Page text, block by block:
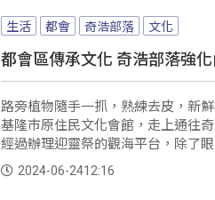
生活 都會 奇浩部落 文化
都會區傳承文化 奇浩部落強
路旁植物隨手一抓，熟練去皮，新
基隆市原住民文化會館，走上通往
經過辦理迎靈祭的觀海平台，除了
沿路上都暗藏綠色寶藏。
2024-06-2412:16